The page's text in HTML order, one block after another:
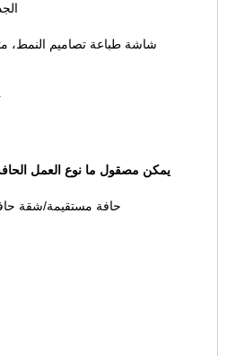
يمكن مصقول ما نوع العمل
--حافة مستقيمة/شقة